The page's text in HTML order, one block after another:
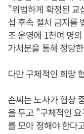
"위법하게 확정된 교
섭 후속 절차 금지를
조 운영에 1천여 명
가처분을 통해 정당
다만 구체적인 희망
손씨는 노사가 협상
을 두고 "구체적인
를 모아 정해야 한다